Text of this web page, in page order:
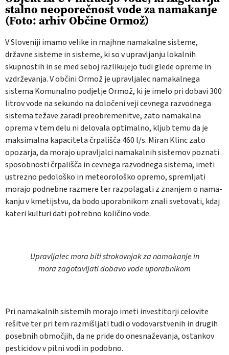
stalno neoporečnost vode za namakanje
(Foto: arhiv Občine Ormož)
V Sloveniji imamo velike in majhne nama­kalne sisteme,
državne sisteme in sisteme, ki so v upravljanju lokalnih
skupnostih in se med seboj razlikujejo tudi glede opreme in
vzdrževanja. V občini Ormož je upravljalec na­makalnega
sistema Komunalno podjetje Or­mož, ki je imelo pri dobavi 300
litrov vode na sekundo na določeni veji cevnega razvodnega
sistema težave zaradi preobremenitve, zato na­makalna
oprema v tem delu ni delovala opti­malno, kljub temu da je
maksimalna kapacite­ta črpališča 460 l/s. Miran Klinc zato
opozarja, da morajo upravljalci namakalnih sistemov po­znati
sposobnosti črpališča in cevnega razvod­nega sistema, imeti
ustrezno pedološko in me­teorološko opremo, spremljati
morajo podneb­ne razmere ter razpolagati z znanjem o nama­
kanju v kmetijstvu, da bodo uporabnikom zna­li svetovati, kdaj
kateri kulturi dati potrebno količino vode.
Upravljalec mora biti strokovnjak za namakanje in
mora zagotavljati dobavo vode uporabnikom
Pri namakalnih sistemih morajo imeti inve­stitorji celovite
rešitve ter pri tem razmišljati tudi o vodovarstvenih in drugih
posebnih ob­močjih, da ne pride do onesnaževanja, ostan­kov
pesticidov v pitni vodi in podobno.